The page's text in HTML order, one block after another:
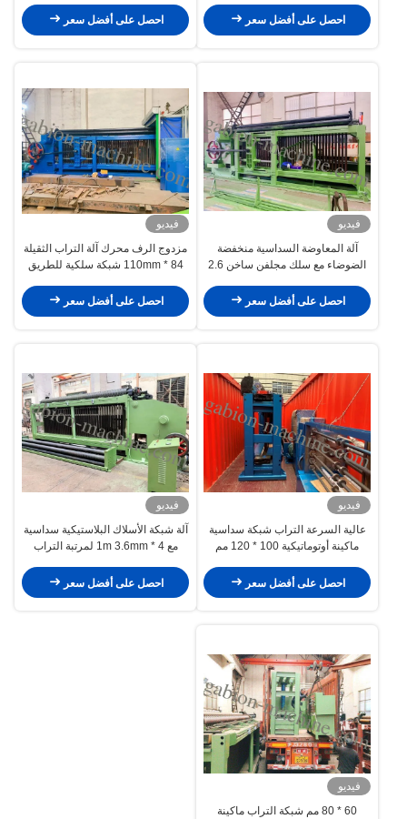
احصل على أفضل سعر احصل على أفضل سعر
فيديو
آلة المعاوضة السداسية منخفضة
الضوضاء مع سلك مجلفن ساخن 2.6
احصل على أفضل سعر
فيديو
مزدوج الرف محرك آلة التراب الثقيلة
84 * 110mm شبكة سلكية للطريق
احصل على أفضل سعر
فيديو
عالية السرعة التراب شبكة سداسية
ماكينة أوتوماتيكية 100 * 120 مم
احصل على أفضل سعر
فيديو
آلة شبكة الأسلاك البلاستيكية سداسية
مع 4 * 1m 3.6mm لمرتبة التراب
احصل على أفضل سعر
فيديو
60 * 80 مم شبكة التراب ماكينة